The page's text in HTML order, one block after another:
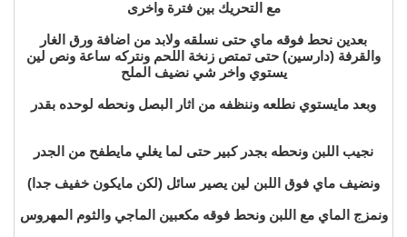
مع التحريك بين فترة واخرى
بعدين نحط فوقه ماي حتى نسلقه ولابد من اضافة ورق الغار
والقرفة (دارسين) حتى تمتص زنخة اللحم ونتركه ساعة ونص لين
يستوي واخر شي نضيف الملح
وبعد مايستوي نطلعه وننظفه من اثار البصل ونحطه لوحده بقدر
نجيب اللبن ونحطه بجدر كبير حتى لما يغلي مايطفح من الجدر
ونضيف ماي فوق اللبن لين يصير سائل (لكن مايكون خفيف جدا)
ونمزج الماي مع اللبن ونحط فوقه مكعبين الماجي والثوم المهروس